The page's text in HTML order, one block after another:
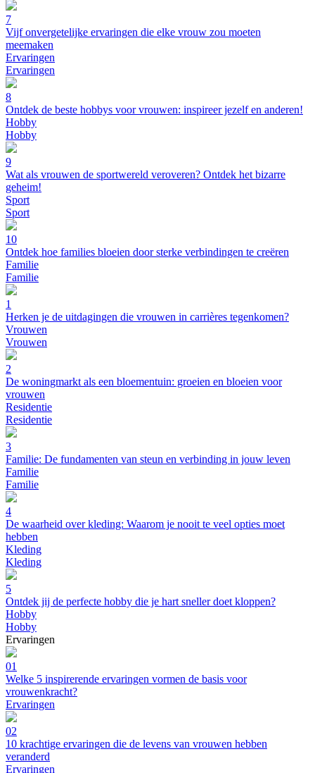
7
Vijf onvergetelijke ervaringen die elke vrouw zou moeten
meemaken
Ervaringen
Ervaringen
8
Ontdek de beste hobbys voor vrouwen: inspireer jezelf en anderen!
Hobby
Hobby
9
Wat als vrouwen de sportwereld veroveren? Ontdek het bizarre
geheim!
Sport
Sport
10
Ontdek hoe families bloeien door sterke verbindingen te creëren
Familie
Familie
1
Herken je de uitdagingen die vrouwen in carrières tegenkomen?
Vrouwen
Vrouwen
2
De woningmarkt als een bloementuin: groeien en bloeien voor
vrouwen
Residentie
Residentie
3
Familie: De fundamenten van steun en verbinding in jouw leven
Familie
Familie
4
De waarheid over kleding: Waarom je nooit te veel opties moet
hebben
Kleding
Kleding
5
Ontdek jij de perfecte hobby die je hart sneller doet kloppen?
Hobby
Hobby
Ervaringen
01
Welke 5 inspirerende ervaringen vormen de basis voor
vrouwenkracht?
Ervaringen
02
10 krachtige ervaringen die de levens van vrouwen hebben
veranderd
Ervaringen